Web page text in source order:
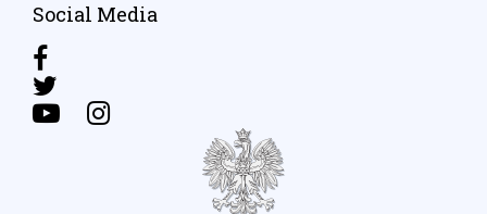
Social Media